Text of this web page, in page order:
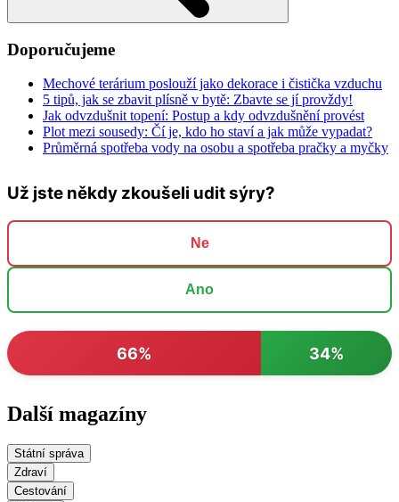
Doporučujeme
Mechové terárium poslouží jako dekorace i čistička vzduchu
5 tipů, jak se zbavit plísně v bytě: Zbavte se jí provždy!
Jak odvzdušnit topení: Postup a kdy odvzdušnění provést
Plot mezi sousedy: Čí je, kdo ho staví a jak může vypadat?
Průměrná spotřeba vody na osobu a spotřeba pračky a myčky
Už jste někdy zkoušeli udit sýry?
Ne
Ano
66% 34%
Další magazíny
Státní správa
Zdraví
Cestování